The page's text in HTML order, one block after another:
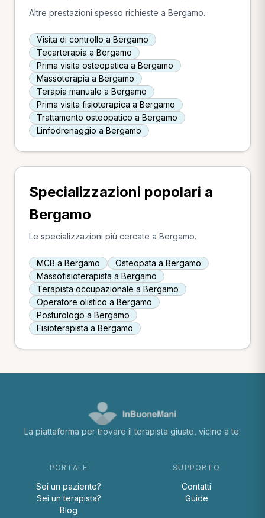
Altre prestazioni spesso richieste a Bergamo.
Visita di controllo a Bergamo
Tecarterapia a Bergamo
Prima visita osteopatica a Bergamo
Massoterapia a Bergamo
Terapia manuale a Bergamo
Prima visita fisioterapica a Bergamo
Trattamento osteopatico a Bergamo
Linfodrenaggio a Bergamo
Specializzazioni popolari a
Bergamo
Le specializzazioni più cercate a Bergamo.
MCB a Bergamo
Osteopata a Bergamo
Massofisioterapista a Bergamo
Terapista occupazionale a Bergamo
Operatore olistico a Bergamo
Posturologo a Bergamo
Fisioterapista a Bergamo
La piattaforma per trovare il terapista giusto, vicino a te.
PORTALE
Sei un paziente?
Sei un terapista?
Blog
SUPPORTO
Contatti
Guide